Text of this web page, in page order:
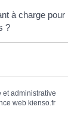
à charge pour
?
et administrative
web kienso.fr